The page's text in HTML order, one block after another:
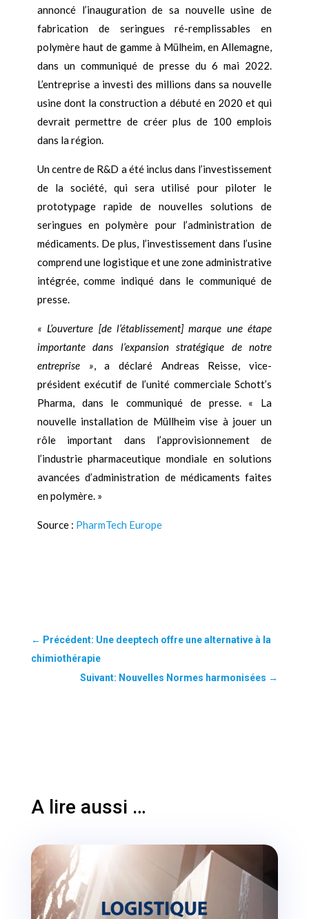
annoncé l’inauguration de sa nouvelle usine de
fabrication de seringues ré-remplissables en
polymère haut de gamme à Mülheim, en Allemagne,
dans un communiqué de presse du 6 mai 2022.
L’entreprise a investi des millions dans sa nouvelle
usine dont la construction a débuté en 2020 et qui
devrait permettre de créer plus de 100 emplois
dans la région.
Un centre de R&D a été inclus dans l’investissement
de la société, qui sera utilisé pour piloter le
prototypage rapide de nouvelles solutions de
seringues en polymère pour l’administration de
médicaments. De plus, l’investissement dans l’usine
comprend une logistique et une zone administrative
intégrée, comme indiqué dans le communiqué de
presse.
« L’ouverture [de l’établissement] marque une étape
importante dans l’expansion stratégique de notre
entreprise », a déclaré Andreas Reisse, vice-
président exécutif de l’unité commerciale Schott’s
Pharma, dans le communiqué de presse. « La
nouvelle installation de Müllheim vise à jouer un
rôle important dans l’approvisionnement de
l’industrie pharmaceutique mondiale en solutions
avancées d’administration de médicaments faites
en polymère. »
Source : PharmTech Europe
← Précédent: Une deeptech offre une alternative à la
chimiothérapie
Suivant: Nouvelles Normes harmonisées →
A lire aussi …